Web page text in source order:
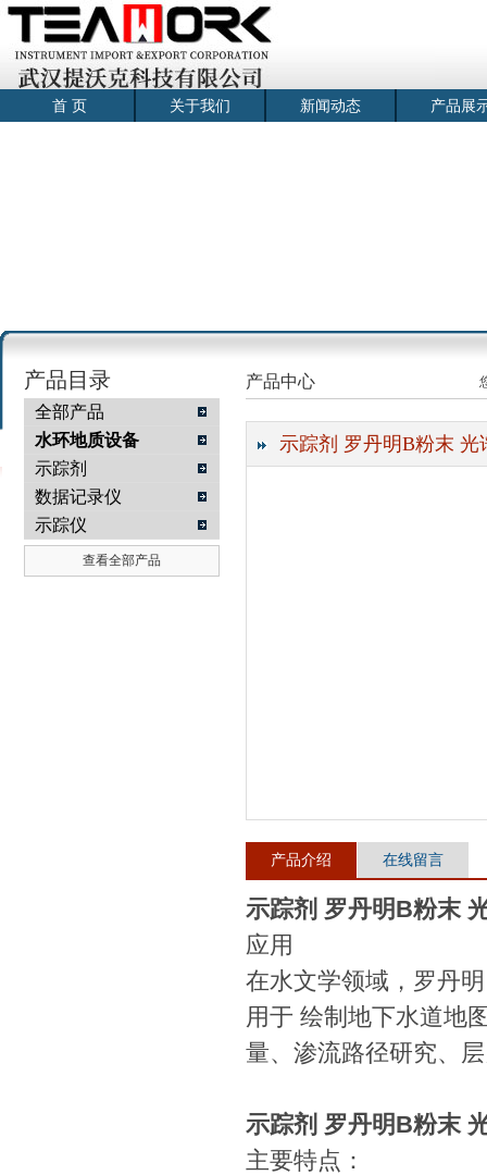
武汉提沃克科技有限公司
首 页 关于我们 新闻动态 产品展
产品目录
全部产品
水环地质设备
示踪剂
数据记录仪
示踪仪
查看全部产品
产品中心
示踪剂 罗丹明B粉末 光
产品介绍 在线留言
示踪剂 罗丹明B粉末
应用
在水文学领域，罗丹
用于 绘制地下水道地
量、渗流路径研究、
示踪剂 罗丹明B粉末
主要特点：